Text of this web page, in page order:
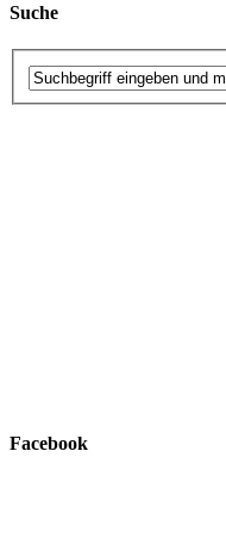
Suche
Facebook